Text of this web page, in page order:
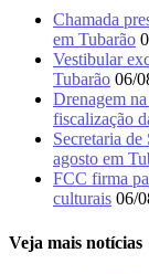
Chamada
em Tubarão
Vestibular
Tubarão 06/
Drenagem
fiscalização
Secretaria
agosto em
FCC firma
culturais 06/
Veja mais notícias